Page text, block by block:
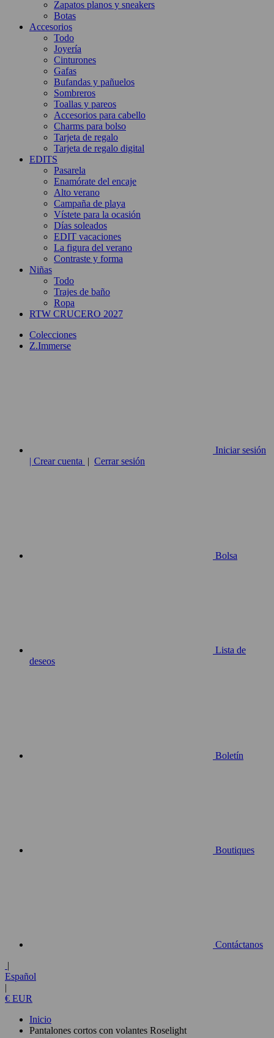
Zapatos planos y sneakers
Botas
Accesorios
Todo
Joyería
Cinturones
Gafas
Bufandas y pañuelos
Sombreros
Toallas y pareos
Accesorios para cabello
Charms para bolso
Tarjeta de regalo
Tarjeta de regalo digital
EDITS
Pasarela
Enamórate del encaje
Alto verano
Campaña de playa
Vístete para la ocasión
Días soleados
EDIT vacaciones
La figura del verano
Contraste y forma
Niñas
Todo
Trajes de baño
Ropa
RTW CRUCERO 2027
Colecciones
Z.Immerse
Iniciar sesión
| Crear cuenta | Cerrar sesión
Bolsa
Lista de
deseos
Boletín
Boutiques
Contáctanos
|
Español
|
€ EUR
Inicio
Pantalones cortos con volantes Roselight